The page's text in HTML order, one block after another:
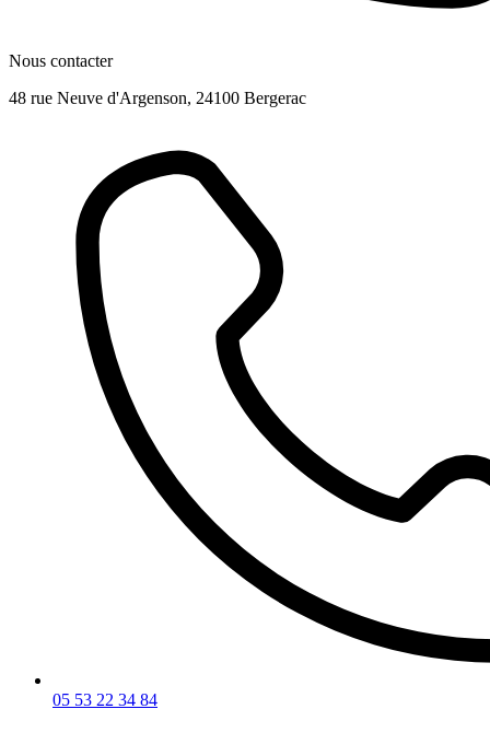
Nous contacter
48 rue Neuve d'Argenson, 24100 Bergerac
05 53 22 34 84